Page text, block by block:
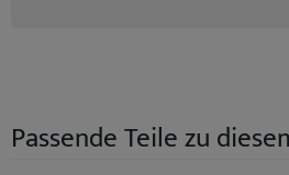
Passende Teile zu